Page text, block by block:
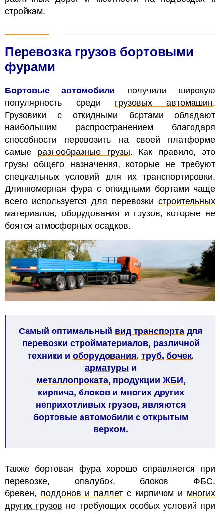
стройкам.
Перевозка грузов бортовыми
фурами
Бортовые автомобили
получили широкую
популярность среди грузовых автомашин.
Грузовики с откидными бортами обладают
наибольшим распространением благодаря
способности перевозить на своей платформе
самые разнообразные грузы. Как правило, это
грузы общего назначения, которые не требуют
специальных условий для их транспортировки.
Длинномерная фура с откидными бортами чаще
всего используется для перевозки строительных
материалов, оборудования и грузов, которые не
боятся атмосферных осадков.
Самый оптимальный вид транспорта для
перевозки стройматериалов, различной
техники и оборудования, труб, бочек,
арматуры и
металлопроката, продукции ЖБИ,
кирпича, блоков и многих других
неприхотливых грузов, являются
бортовые автомобили с открытым
верхом.
Также бортовая фура хорошо справляется при
перевозке, опалубок, блоков ФБС,
бревен, поддонов и паллет с кирпичом и многих
других грузов не требующих особых условий при